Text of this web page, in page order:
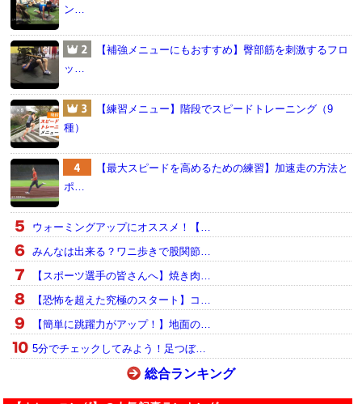
ン…
【補強メニューにもおすすめ】臀部筋を刺激するフロ
ッ…
【練習メニュー】階段でスピードトレーニング（9
種）
【最大スピードを高めるための練習】加速走の方法と
ポ…
ウォーミングアップにオススメ！【…
みんなは出来る？ワニ歩きで股関節…
【スポーツ選手の皆さんへ】焼き肉…
【恐怖を超えた究極のスタート】コ…
【簡単に跳躍力がアップ！】地面の…
5分でチェックしてみよう！足つぼ…
総合ランキング